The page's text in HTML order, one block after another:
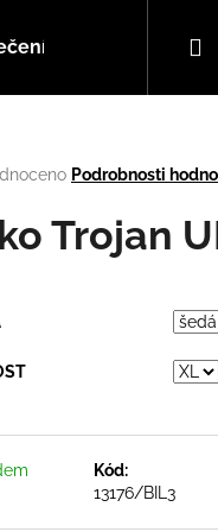
Podrobnosti
Trojan
Kód:
13176/BIL3